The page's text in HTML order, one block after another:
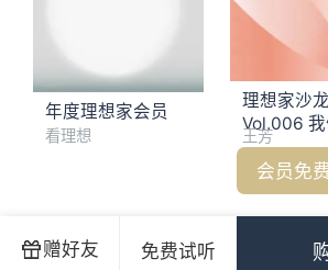
赠好友 免费试听
会员免
年度理想家会员
看理想
理想家沙龙
Vol.006 我
的撕裂与
王芳
梁文道：你们常说我是个典型的摩羯，